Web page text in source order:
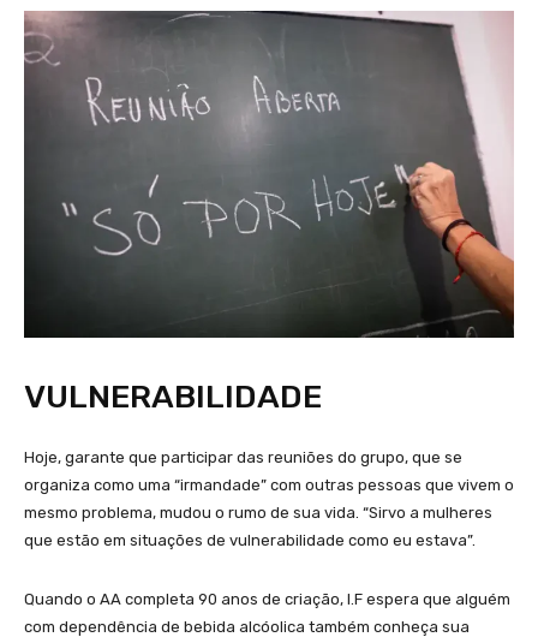
VULNERABILIDADE
Hoje, garante que participar das reuniões do grupo, que se
organiza como uma “irmandade” com outras pessoas que vivem o
mesmo problema, mudou o rumo de sua vida. “Sirvo a mulheres
que estão em situações de vulnerabilidade como eu estava”.
Quando o AA completa 90 anos de criação, I.F espera que alguém
com dependência de bebida alcóolica também conheça sua